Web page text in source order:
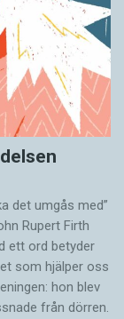
det umgås med”
Rupert Firth
ett ord betyder
som hjälper oss
hon blev
från dörren.